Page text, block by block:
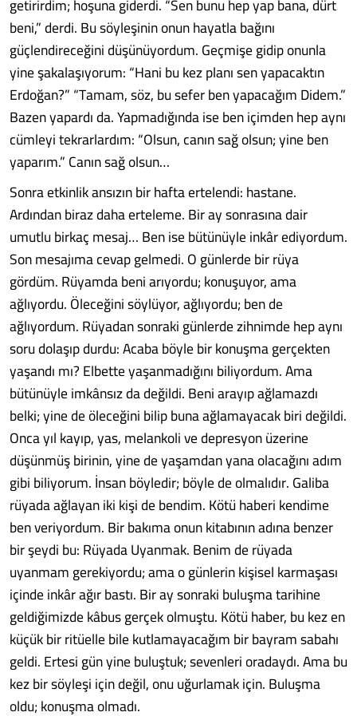
beni,” derdi. Bu söyleşinin onun hayatla bağını
güçlendireceğini düşünüyordum. Geçmişe gidip onunla
yine şakalaşıyorum: “Hani bu kez planı sen yapacaktın
Erdoğan?” “Tamam, söz, bu sefer ben yapacağım Didem.”
Bazen yapardı da. Yapmadığında ise ben içimden hep aynı
cümleyi tekrarlardım: “Olsun, canın sağ olsun; yine ben
yaparım.” Canın sağ olsun…
Sonra etkinlik ansızın bir hafta ertelendi: hastane.
Ardından biraz daha erteleme. Bir ay sonrasına dair
umutlu birkaç mesaj… Ben ise bütünüyle inkâr ediyordum.
Son mesajıma cevap gelmedi. O günlerde bir rüya
gördüm. Rüyamda beni arıyordu; konuşuyor, ama
ağlıyordu. Öleceğini söylüyor, ağlıyordu; ben de
ağlıyordum. Rüyadan sonraki günlerde zihnimde hep aynı
soru dolaşıp durdu: Acaba böyle bir konuşma gerçekten
yaşandı mı? Elbette yaşanmadığını biliyordum. Ama
bütünüyle imkânsız da değildi. Beni arayıp ağlamazdı
belki; yine de öleceğini bilip buna ağlamayacak biri değildi.
Onca yıl kayıp, yas, melankoli ve depresyon üzerine
düşünmüş birinin, yine de yaşamdan yana olacağını adım
gibi biliyorum. İnsan böyledir; böyle de olmalıdır. Galiba
rüyada ağlayan iki kişi de bendim. Kötü haberi kendime
ben veriyordum. Bir bakıma onun kitabının adına benzer
bir şeydi bu: Rüyada Uyanmak. Benim de rüyada
uyanmam gerekiyordu; ama o günlerin kişisel karmaşası
içinde inkâr ağır bastı. Bir ay sonraki buluşma tarihine
geldiğimizde kâbus gerçek olmuştu. Kötü haber, bu kez en
küçük bir ritüelle bile kutlamayacağım bir bayram sabahı
geldi. Ertesi gün yine buluştuk; sevenleri oradaydı. Ama bu
kez bir söyleşi için değil, onu uğurlamak için. Buluşma
oldu; konuşma olmadı.